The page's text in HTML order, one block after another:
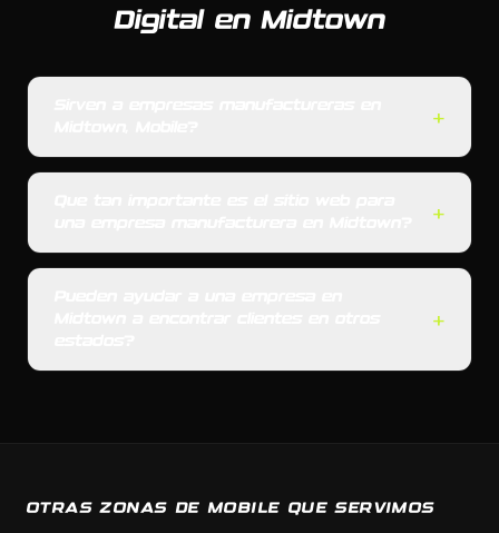
Digital en Midtown
+
+
+
OTRAS ZONAS DE MOBILE QUE SERVIMOS